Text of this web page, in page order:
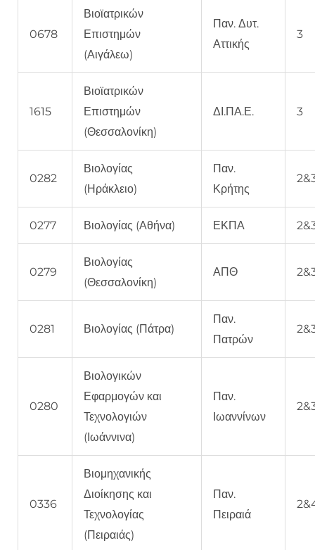
0678
Βιοϊατρικών
Επιστημών
(Αιγάλεω)
Παν. Δυτ.
Αττικής
3
1615
Βιοϊατρικών
Επιστημών
(Θεσσαλονίκη)
ΔΙ.ΠΑ.Ε. 3
0282
Βιολογίας
(Ηράκλειο)
Παν.
Κρήτης
0277 Βιολογίας (Αθήνα) ΕΚΠΑ
0279
Βιολογίας
(Θεσσαλονίκη)
ΑΠΘ
0281 Βιολογίας (Πάτρα)
Παν.
Πατρών
0280
Βιολογικών
Εφαρμογών και
Τεχνολογιών
(Ιωάννινα)
Παν.
Ιωαννίνων
0336
Βιομηχανικής
Διοίκησης και
Τεχνολογίας
(Πειραιάς)
Παν.
Πειραιά